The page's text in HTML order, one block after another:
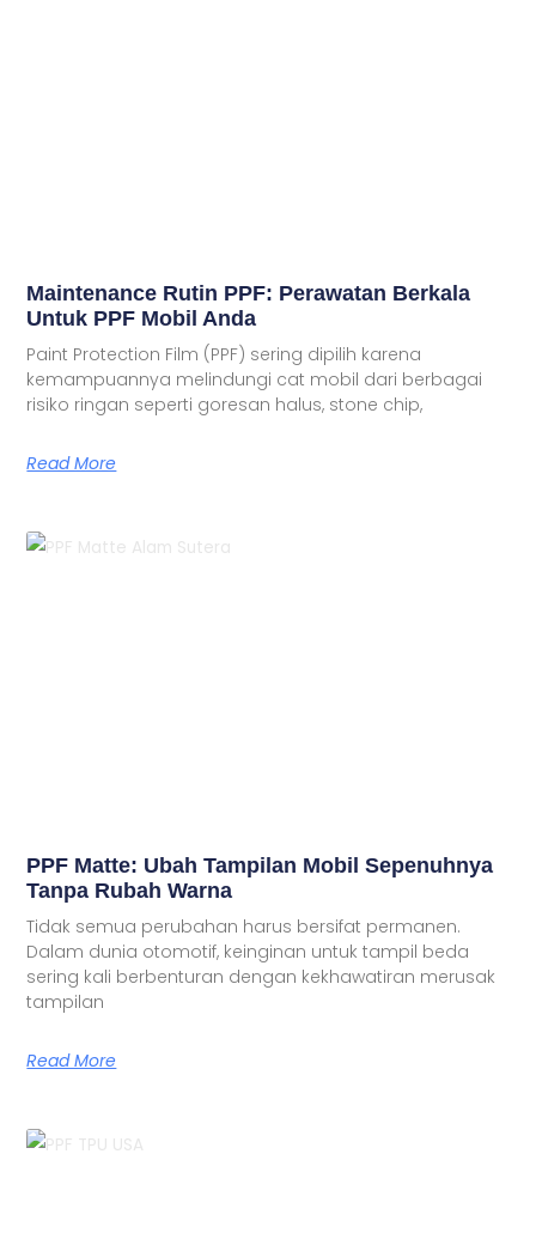
Maintenance Rutin PPF: Perawatan Berkala
Untuk PPF Mobil Anda
Paint Protection Film (PPF) sering dipilih karena
kemampuannya melindungi cat mobil dari berbagai
risiko ringan seperti goresan halus, stone chip,
Read More
PPF Matte: Ubah Tampilan Mobil Sepenuhnya
Tanpa Rubah Warna
Tidak semua perubahan harus bersifat permanen.
Dalam dunia otomotif, keinginan untuk tampil beda
sering kali berbenturan dengan kekhawatiran merusak
tampilan
Read More